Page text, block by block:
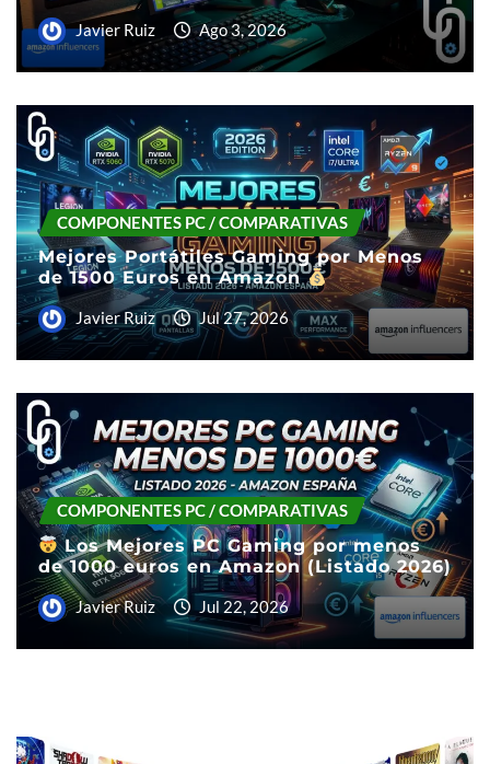
Javier Ruiz Ago 3, 2026
COMPONENTES PC / COMPARATIVAS
Mejores Portátiles Gaming por Menos
de 1500 Euros en Amazon
Javier Ruiz Jul 27, 2026
COMPONENTES PC / COMPARATIVAS
Los Mejores PC Gaming por menos
de 1000 euros en Amazon (Listado 2026)
Javier Ruiz Jul 22, 2026